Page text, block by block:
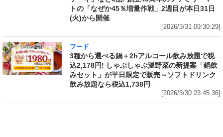
トの「なぜか45％増量作戦」2週目が本日31日
(火)から開催
[2026/3/31 09:30:29]
フード
3種から選べる鍋＋2hアルコール飲み放題で税
込2,178円! しゃぶしゃぶ温野菜の新提案「鍋飲
みセット」が平日限定で販売～ソフトドリンク
飲み放題なら税込1,738円
[2026/3/30 23:45:36]